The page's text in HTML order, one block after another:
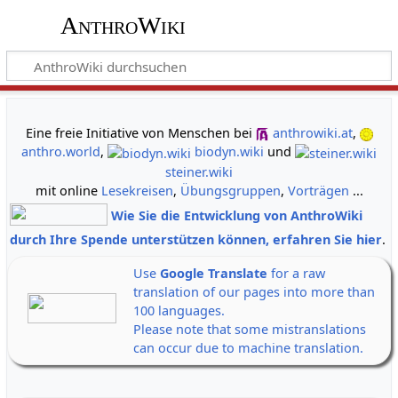
AnthroWiki
Eine freie Initiative von Menschen bei
anthrowiki.at,
anthro.world, biodyn.wiki und
steiner.wiki
mit online Lesekreisen, Übungsgruppen, Vorträgen ...
Wie Sie die Entwicklung von AnthroWiki
durch Ihre Spende unterstützen können, erfahren Sie hier.
Use Google Translate for a raw
translation of our pages into more than
100 languages.
Please note that some mistranslations
can occur due to machine translation.